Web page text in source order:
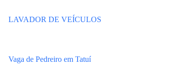
LAVADOR DE VEÍCULOS
Vaga de Pedreiro em Tatuí